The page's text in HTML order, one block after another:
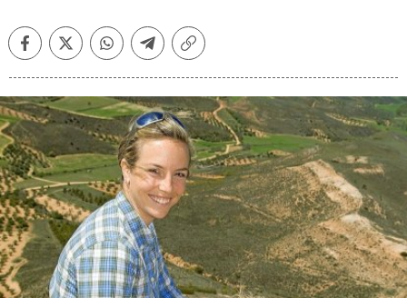
FacebookTwitterWhatsappTelegramCopiar